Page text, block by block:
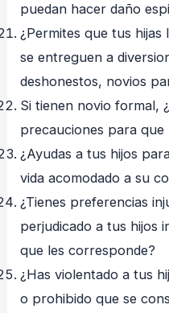
puedan hacer daño
¿Permites que tus hijas
se entreguen a
deshonestos, novios
Si tienen novio formal,
precauciones para
¿Ayudas a tus hijos
vida acomodado a su
¿Tienes preferencias
perjudicado a tus hijos
que les corresponde?
¿Has violentado a tus
o prohibido que se